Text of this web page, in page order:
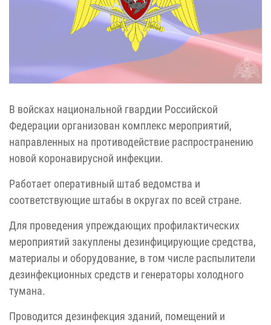
В войсках национальной гвардии Российской
Федерации организован комплекс мероприятий,
направленных на противодействие распространению
новой коронавирусной инфекции.
Работает оперативный штаб ведомства и
соответствующие штабы в округах по всей стране.
Для проведения упреждающих профилактических
мероприятий закуплены дезинфицирующие средства,
материалы и оборудование, в том числе распылители
дезинфекционных средств и генераторы холодного
тумана.
Проводится дезинфекция зданий, помещений и